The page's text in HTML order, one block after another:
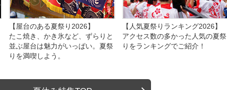
【屋台のある夏祭り2026】
たこ焼き、かき氷など、ずらりと
並ぶ屋台は魅力がいっぱい。夏祭
りを満喫しよう。
【人気夏祭りランキング2026】
アクセス数の多かった人気の夏祭
りをランキングでご紹介！